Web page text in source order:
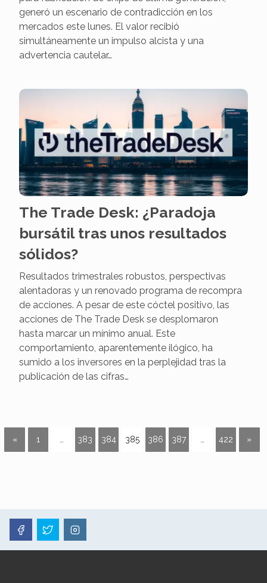
generó un escenario de contradicción en los
mercados este lunes. El valor recibió
simultáneamente un impulso alcista y una
advertencia cautelar…
The Trade Desk: ¿Paradoja
bursátil tras unos resultados
sólidos?
Resultados trimestrales robustos, perspectivas
alentadoras y un renovado programa de recompra
de acciones. A pesar de este cóctel positivo, las
acciones de The Trade Desk se desplomaron
hasta marcar un mínimo anual. Este
comportamiento, aparentemente ilógico, ha
sumido a los inversores en la perplejidad tras la
publicación de las cifras…
« 1 383 384 385 386 387 422 »